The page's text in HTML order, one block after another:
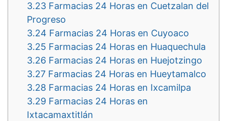
3.23 Farmacias 24 Horas en Cuetzalan del
Progreso
3.24 Farmacias 24 Horas en Cuyoaco
3.25 Farmacias 24 Horas en Huaquechula
3.26 Farmacias 24 Horas en Huejotzingo
3.27 Farmacias 24 Horas en Hueytamalco
3.28 Farmacias 24 Horas en Ixcamilpa
3.29 Farmacias 24 Horas en
Ixtacamaxtitlán